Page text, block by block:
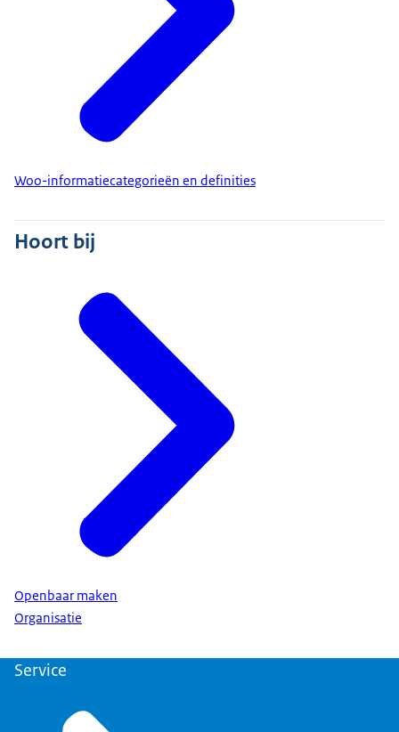
Woo-informatiecategorieën en definities
Hoort bij
Openbaar maken
Organisatie
Service